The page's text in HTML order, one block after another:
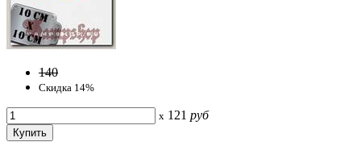
140
Скидка 14%
x 121 руб